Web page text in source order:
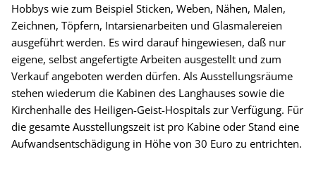
Hobbys wie zum Beispiel Sticken, Weben, Nähen, Malen,
Zeichnen, Töpfern, Intarsienarbeiten und Glasmalereien
ausgeführt werden. Es wird darauf hingewiesen, daß nur
eigene, selbst angefertigte Arbeiten ausgestellt und zum
Verkauf angeboten werden dürfen. Als Ausstellungsräume
stehen wiederum die Kabinen des Langhauses sowie die
Kirchenhalle des Heiligen-Geist-Hospitals zur Verfügung. Für
die gesamte Ausstellungszeit ist pro Kabine oder Stand eine
Aufwandsentschädigung in Höhe von 30 Euro zu entrichten.